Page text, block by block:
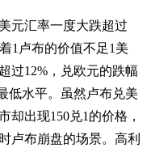
元汇率一度大跌超过
1卢布的价值不足1美
过12%，兑欧元的跌幅
低水平。虽然卢布兑美
却出现150兑1的价格，
卢布崩盘的场景。高利